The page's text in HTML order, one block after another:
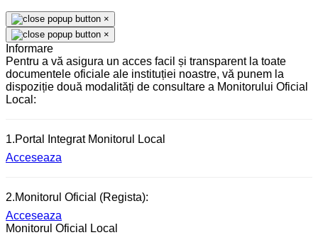
×
×
Informare
Pentru a vă asigura un acces facil și transparent la toate
documentele oficiale ale instituției noastre, vă punem la
dispoziție două modalități de consultare a Monitorului Oficial
Local:
1.Portal Integrat Monitorul Local
Acceseaza
2.Monitorul Oficial (Regista):
Acceseaza
Monitorul Oficial Local